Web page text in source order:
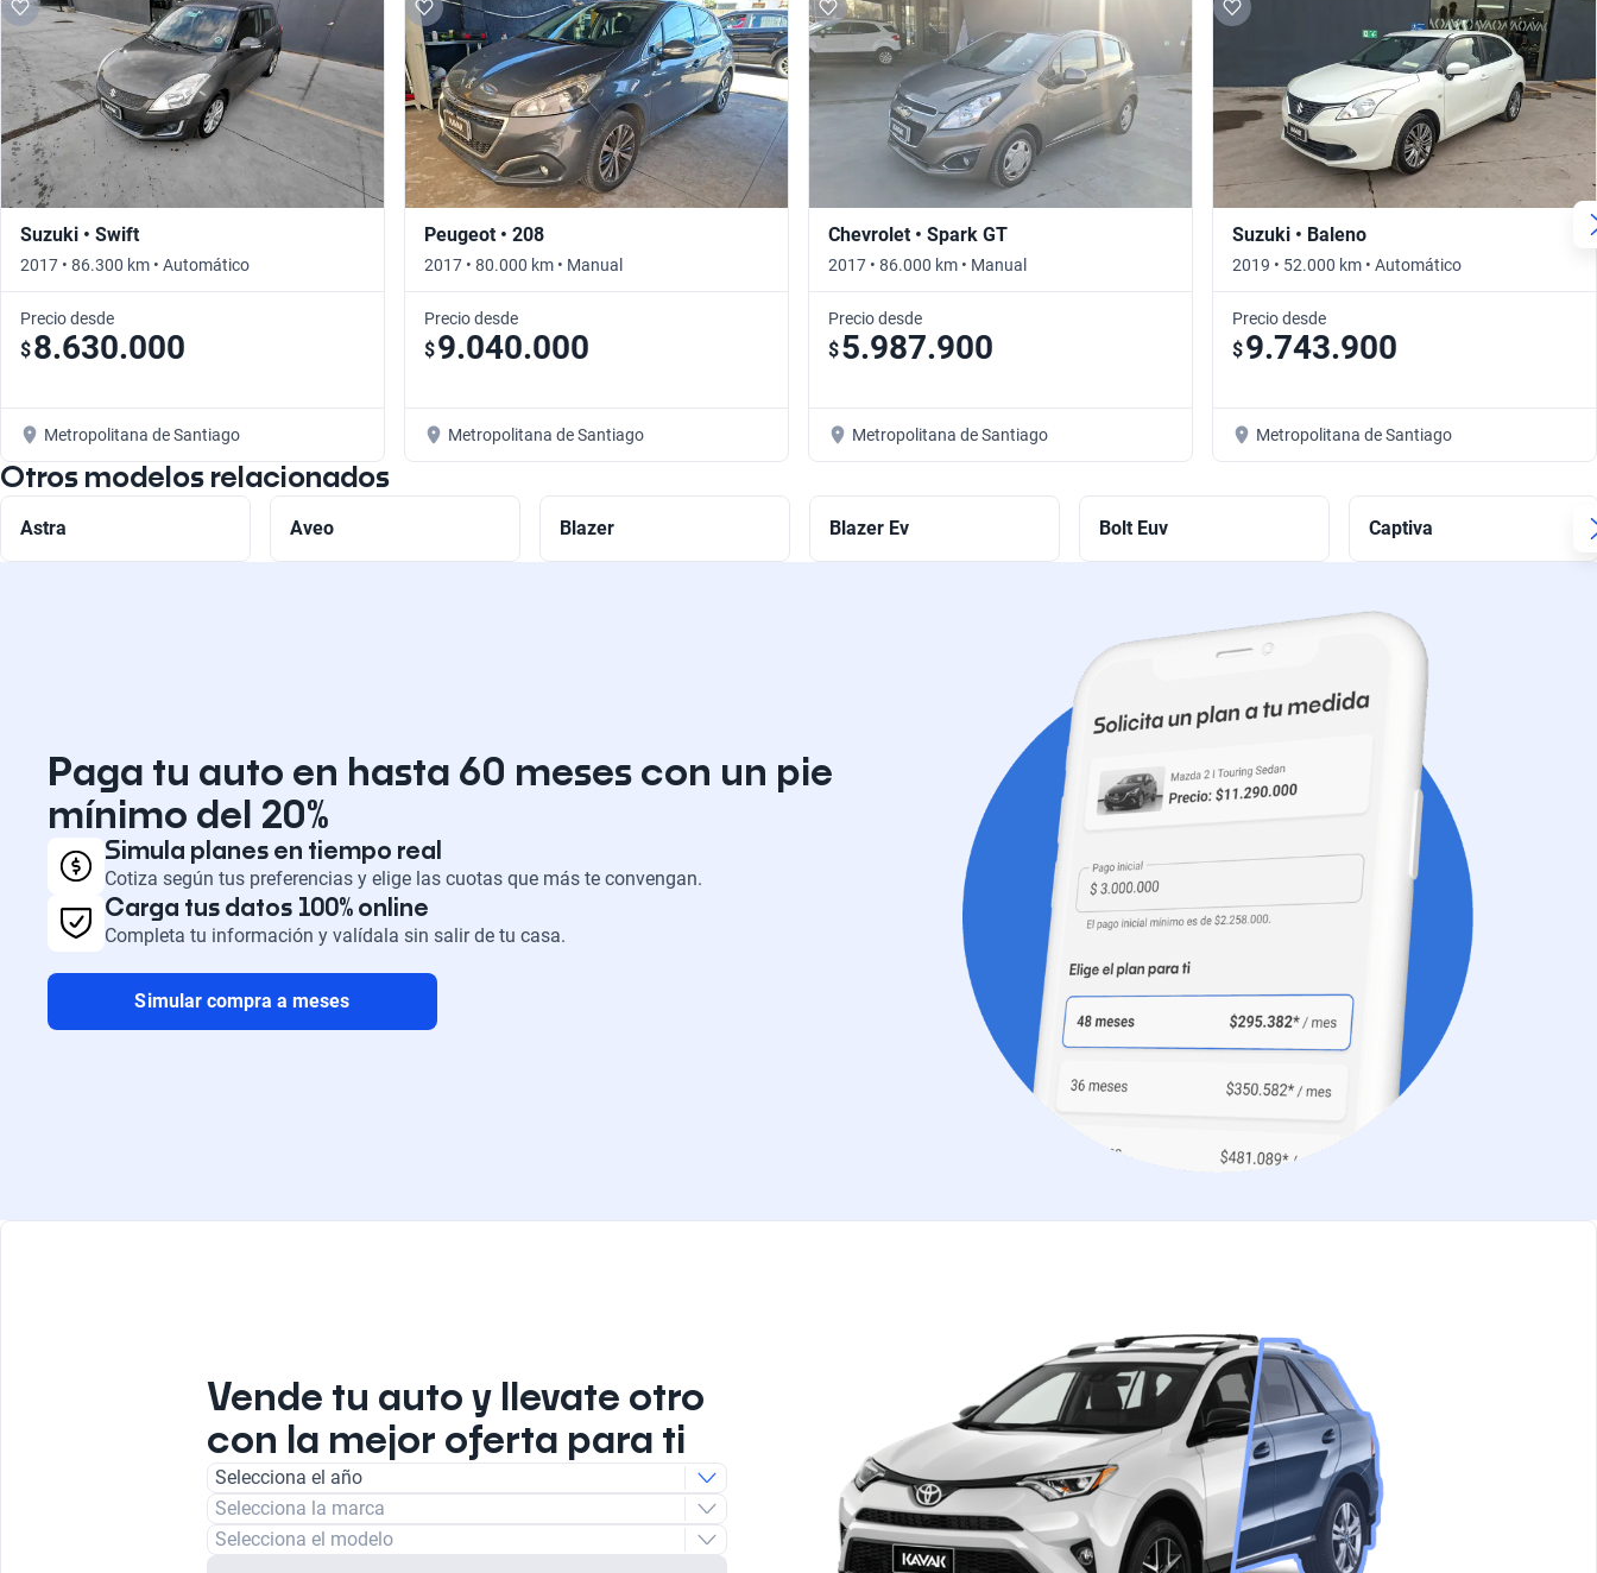
Suzuki • Swift
2017 • 86.300 km • Automático
Precio desde
$8.630.000
Metropolitana de Santiago
Peugeot • 208
2017 • 80.000 km • Manual
Precio desde
$9.040.000
Metropolitana de Santiago
Chevrolet • Spark GT
2017 • 86.000 km • Manual
Precio desde
$5.987.900
Metropolitana de Santiago
Suzuki • Baleno
2019 • 52.000 km • Automático
Precio desde
$9.743.900
Metropolitana de Santiago
Otros modelos relacionados
Astra Aveo Blazer Blazer Ev Bolt Euv Captiva
Paga tu auto en hasta 60 meses con un pie
mínimo del 20%
Simula planes en tiempo real
Cotiza según tus preferencias y elige las cuotas que más te convengan.
Carga tus datos 100% online
Completa tu información y valídala sin salir de tu casa.
Simular compra a meses
Vende tu auto y llevate otro
con la mejor oferta para ti
Selecciona el año
Selecciona la marca
Selecciona el modelo